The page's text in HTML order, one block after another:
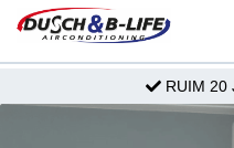
HOME
RUIM 20